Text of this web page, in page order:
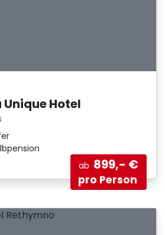
Hotel
ab 899,- €
pro Person